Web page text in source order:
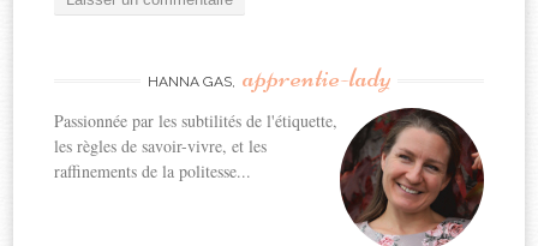
HANNA GAS, apprentie-lady
Passionnée par les subtilités de l'étiquette,
les règles de savoir-vivre, et les
raffinements de la politesse...